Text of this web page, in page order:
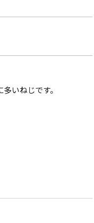
いねじです。